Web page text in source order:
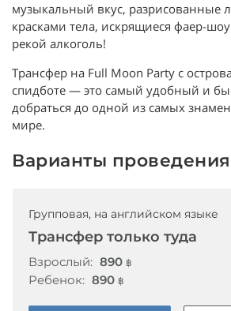
музыкальный вкус,
красками тела, искрящиеся фаер-
рекой алкоголь!
Трансфер на Full Moon Party с
спидботе — это самый удобный и
добраться до одной из самых
мире.
Варианты проведения
Групповая, на английском языке
Трансфер только туда
Взрослый: 890 ฿
Ребенок: 890 ฿